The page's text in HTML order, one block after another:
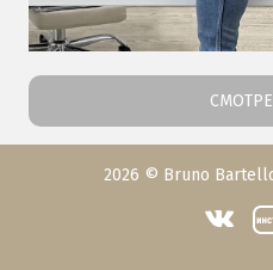
2026 © Bruno